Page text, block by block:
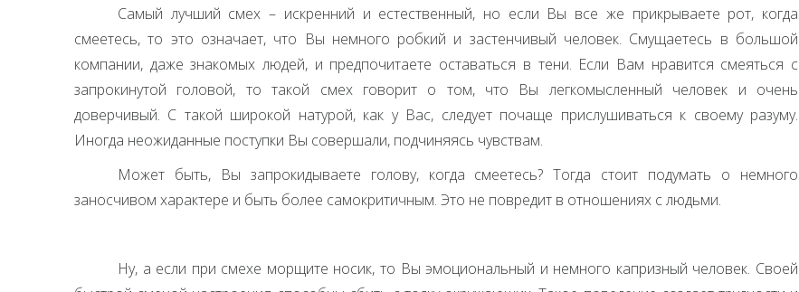
Самый лучший смех – искренний и естественный, но если Вы все же прикрываете рот, когда
смеетесь, то это означает, что Вы немного робкий и застенчивый человек. Смущаетесь в большой
компании, даже знакомых людей, и предпочитаете оставаться в тени. Если Вам нравится смеяться с
запрокинутой головой, то такой смех говорит о том, что Вы легкомысленный человек и очень
доверчивый. С такой широкой натурой, как у Вас, следует почаще прислушиваться к своему разуму.
Иногда неожиданные поступки Вы совершали, подчиняясь чувствам.
Может быть, Вы запрокидываете голову, когда смеетесь? Тогда стоит подумать о немного
заносчивом характере и быть более самокритичным. Это не повредит в отношениях с людьми.
Ну, а если при смехе морщите носик, то Вы эмоциональный и немного капризный человек. Своей